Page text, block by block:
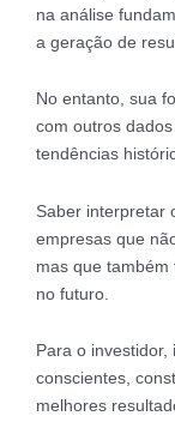
na análise
a geração de
No entanto, sua
com outros
tendências
Saber interpretar
empresas que
mas que
no futuro.
Para o
conscientes,
melhores